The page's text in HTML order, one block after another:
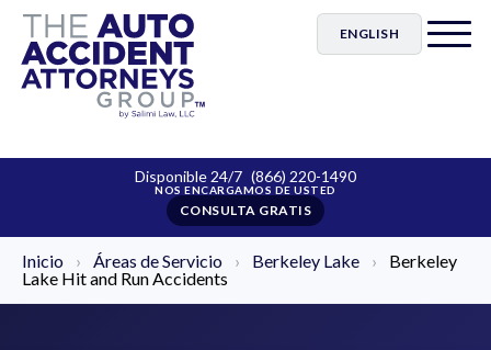
ENGLISH
Disponible 24/7 (866) 220-1490
CONSULTA GRATIS
Inicio › Áreas de Servicio › Berkeley Lake ›
Berkeley
Lake Hit and Run Accidents